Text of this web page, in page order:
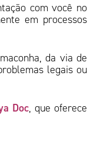
com você no
em processos
da via de
legais ou
Doc, que oferece